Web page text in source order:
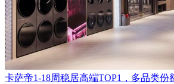
卡萨帝1-18周稳居高端TOP1，多品类份